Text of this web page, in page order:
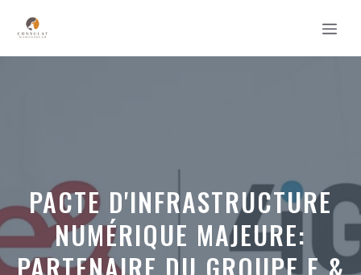
contenu
PACTE D'INFRASTRUCTURE
NUMÉRIQUE MAJEURE:
PARTENAIRE DU GROUPE E &